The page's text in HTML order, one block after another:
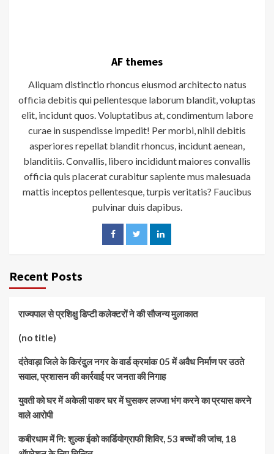
AF themes
Aliquam distinctio rhoncus eiusmod architecto natus
officia debitis qui pellentesque laborum blandit, voluptas
elit, incidunt quos. Voluptatibus at, condimentum labore
curae in suspendisse impedit! Per morbi, nihil debitis
asperiores repellat blandit rhoncus, incidunt aenean,
blanditiis. Convallis, libero incididunt maiores convallis
officia quis placerat curabitur sapiente mus malesuada
mattis inceptos pellentesque, turpis veritatis? Faucibus
pulvinar duis dapibus.
Recent Posts
राज्यपाल से प्रशिक्षु डिप्टी कलेक्टरों ने की सौजन्य मुलाकात
(no title)
दंतेवाड़ा जिले के किरंदुल नगर के वार्ड क्रमांक 05 में अवैध निर्माण पर उठते
सवाल, प्रशासन की कार्रवाई पर जनता की निगाह
युवती को घर में अकेली पाकर घर में घुसकर लज्जा भंग करने का प्रयास करने
वाले आरोपी
कबीरधाम में नि: शुल्क ईको कार्डियोग्राफी शिविर, 53 बच्चों की जांच, 18